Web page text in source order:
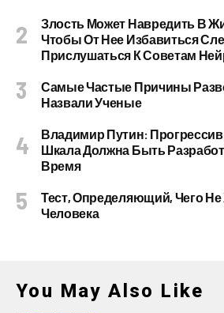
Злость Может Навредить В
Чтобы От Нее Избавиться
Прислушаться К Советам
Самые Частые Причины
Назвали Ученые
Владимир Путин:
Шкала Должна Быть
Время
Тест, Определяющий, Чего Не
Человека
You May Also Like